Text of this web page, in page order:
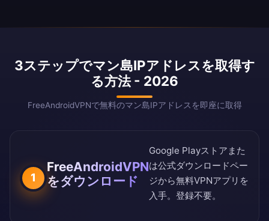
3ステップでマン島IPアドレスを取得す
る方法 - 2026
FreeAndroidVPNで無料のマン島IPアドレスを即座に取得
1
FreeAndroidVPN
をダウンロード
Google Playストア また
は公式ダウンロードペー
ジから無料VPNアプリを
入手。登録不要。